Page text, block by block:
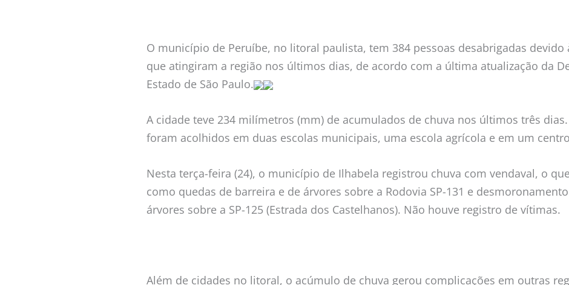
O município de Peruíbe, no litoral paulista, tem 384 pessoas desabrigadas devido
que atingiram a região nos últimos dias, de acordo com a última atualização da
Estado de São Paulo.
A cidade teve 234 milímetros (mm) de acumulados de chuva nos últimos três
foram acolhidos em duas escolas municipais, uma escola agrícola e em um
Nesta terça-feira (24), o município de Ilhabela registrou chuva com vendaval, o
como quedas de barreira e de árvores sobre a Rodovia SP-131 e
árvores sobre a SP-125 (Estrada dos Castelhanos). Não houve registro de vítimas.
Além de cidades no litoral, o acúmulo de chuva gerou complicações em outras